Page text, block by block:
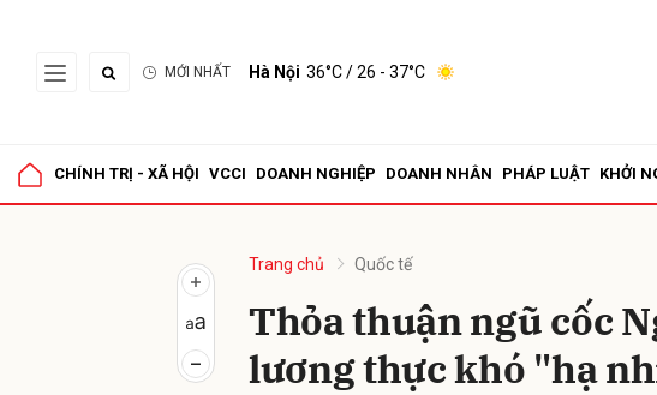
MỚI NHẤT Hà Nội 36°C/ 26 - 37°C
CHÍNH TRỊ - XÃ HỘI VCCI DOANH NGHIỆP DOANH NHÂN PHÁP LUẬT KHỞI
Trang chủ Quốc tế
Thỏa thuận ngũ cốc
lương thực khó "hạ